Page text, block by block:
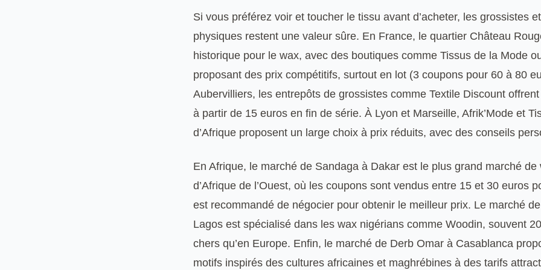
Si vous préférez voir et toucher le tissu avant d’acheter, les grossistes
physiques restent une valeur sûre. En France, le quartier Château
historique pour le wax, avec des boutiques comme Tissus de la Mode
proposant des prix compétitifs, surtout en lot (3 coupons pour 60 à 80
Aubervilliers, les entrepôts de grossistes comme Textile Discount
à partir de 15 euros en fin de série. À Lyon et Marseille, Afrik’Mode et
d’Afrique proposent un large choix à prix réduits, avec des conseils
En Afrique, le marché de Sandaga à Dakar est le plus grand marché de
d’Afrique de l’Ouest, où les coupons sont vendus entre 15 et 30 euros
est recommandé de négocier pour obtenir le meilleur prix. Le marché
Lagos est spécialisé dans les wax nigérians comme Woodin, souvent
chers qu’en Europe. Enfin, le marché de Derb Omar à Casablanca
motifs inspirés des cultures africaines et maghrébines à des tarifs